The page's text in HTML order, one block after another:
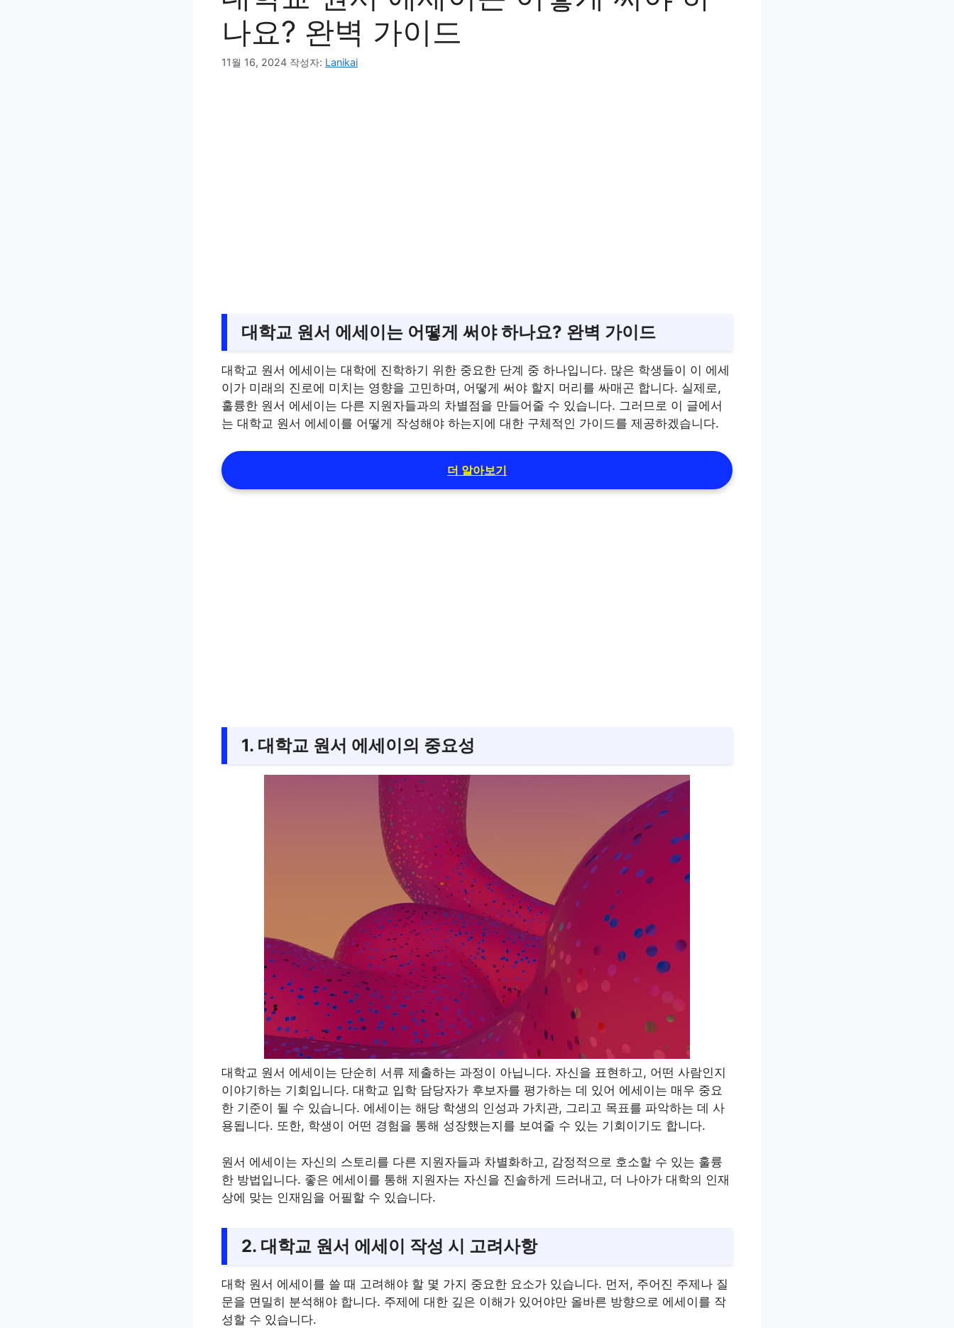
나요? 완벽 가이드
11월 16, 2024 작성자: Lanikai
대학교 원서 에세이는 어떻게 써야 하나요? 완벽 가이드
대학교 원서 에세이는 대학에 진학하기 위한 중요한 단계 중 하나입니다. 많은 학생들이 이 에세
이가 미래의 진로에 미치는 영향을 고민하며, 어떻게 써야 할지 머리를 싸매곤 합니다. 실제로,
훌륭한 원서 에세이는 다른 지원자들과의 차별점을 만들어줄 수 있습니다. 그러므로 이 글에서
는 대학교 원서 에세이를 어떻게 작성해야 하는지에 대한 구체적인 가이드를 제공하겠습니다.
더 알아보기
1. 대학교 원서 에세이의 중요성
대학교 원서 에세이는 단순히 서류 제출하는 과정이 아닙니다. 자신을 표현하고, 어떤 사람인지
이야기하는 기회입니다. 대학교 입학 담당자가 후보자를 평가하는 데 있어 에세이는 매우 중요
한 기준이 될 수 있습니다. 에세이는 해당 학생의 인성과 가치관, 그리고 목표를 파악하는 데 사
용됩니다. 또한, 학생이 어떤 경험을 통해 성장했는지를 보여줄 수 있는 기회이기도 합니다.
원서 에세이는 자신의 스토리를 다른 지원자들과 차별화하고, 감정적으로 호소할 수 있는 훌륭
한 방법입니다. 좋은 에세이를 통해 지원자는 자신을 진솔하게 드러내고, 더 나아가 대학의 인재
상에 맞는 인재임을 어필할 수 있습니다.
2. 대학교 원서 에세이 작성 시 고려사항
대학 원서 에세이를 쓸 때 고려해야 할 몇 가지 중요한 요소가 있습니다. 먼저, 주어진 주제나 질
문을 면밀히 분석해야 합니다. 주제에 대한 깊은 이해가 있어야만 올바른 방향으로 에세이를 작
성할 수 있습니다.